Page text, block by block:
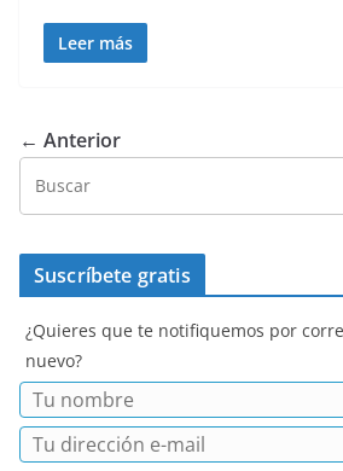
Leer más
← Anterior
Suscríbete gratis
¿Quieres que te notifiquemos por
nuevo?